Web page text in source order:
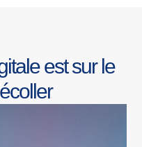
est sur le